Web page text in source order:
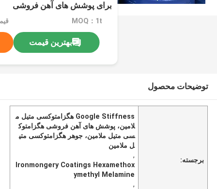
برای پوشش های آهن فروشی
MOQ：1t
بهترین قیمت
توضیحات محصول
برجسته:
Google Stiffness هگزامتوکسی متیل م
لامین، پوشش های آهن فروشی هگزامتوک
سی متیل ملامین، جوهر هگزامتوکسی متی
ل ملامین
,
Ironmongery Coatings Hexamethox
ymethyl Melamine
,